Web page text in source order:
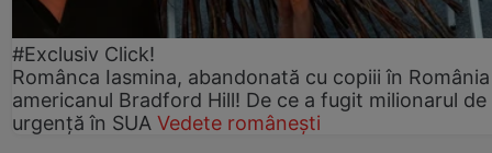
#Exclusiv Click!
Românca Iasmina, abandonată cu copiii în
americanul Bradford Hill! De ce a fugit milionarul de
urgență în SUA Vedete românești